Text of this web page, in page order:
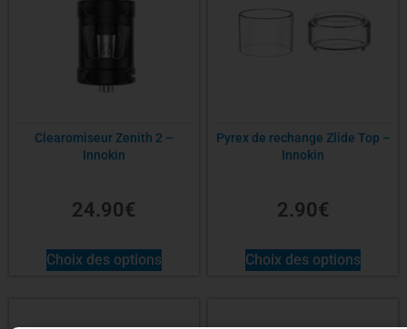
Clearomiseur Zenith 2 –
Innokin
24.90€
Choix des options
Pyrex de rechange Zlide Top –
Innokin
2.90€
Choix des options